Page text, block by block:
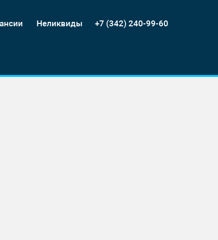
Неликвиды +7 (342) 240-99-60